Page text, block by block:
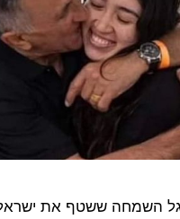
השמחה ששטף את